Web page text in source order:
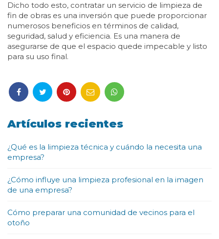
Dicho todo esto, contratar un servicio de limpieza de
fin de obras es una inversión que puede proporcionar
numerosos beneficios en términos de calidad,
seguridad, salud y eficiencia. Es una manera de
asegurarse de que el espacio quede impecable y listo
para su uso final.
Artículos recientes
¿Qué es la limpieza técnica y cuándo la necesita una
empresa?
¿Cómo influye una limpieza profesional en la imagen
de una empresa?
Cómo preparar una comunidad de vecinos para el
otoño